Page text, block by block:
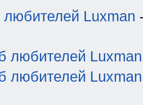
любителей Luxman
любителей Luxman
любителей Luxman